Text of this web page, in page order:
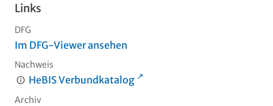
Links
DFG
Im DFG-Viewer ansehen
Nachweis
HeBIS Verbundkatalog
Archiv